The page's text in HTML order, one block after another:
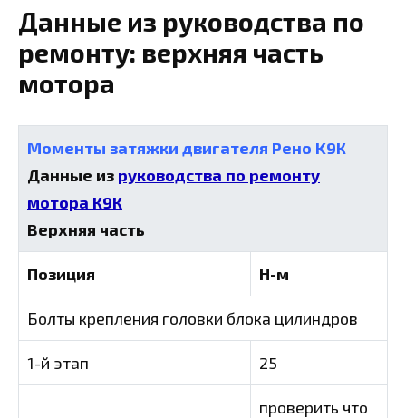
Данные из руководства по
ремонту: верхняя часть
мотора
Моменты затяжки двигателя Рено K9К
Данные из руководства по ремонту
мотора К9К
Верхняя часть
Позиция Н-м
Болты крепления головки блока цилиндров
1-й этап 25
проверить что